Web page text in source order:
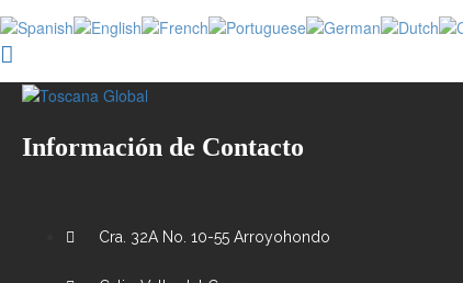
Información de Contacto
Cra. 32A No. 10-55 Arroyohondo